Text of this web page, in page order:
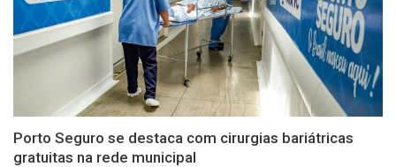
Porto Seguro se destaca com cirurgias bariátricas
gratuitas na rede municipal